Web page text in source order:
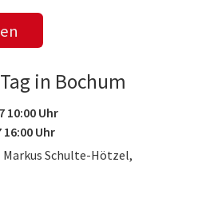
in Bochum
10:00 Uhr
16:00 Uhr
Markus Schulte-Hötzel,